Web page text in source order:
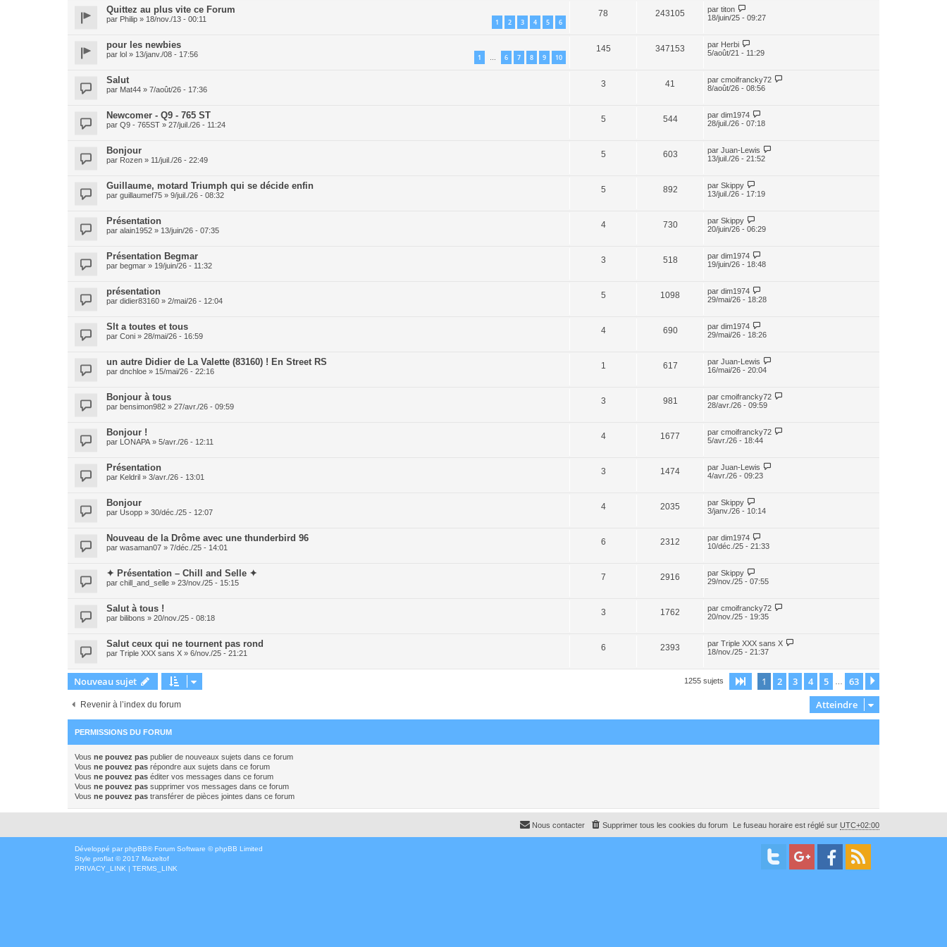
Quittez au plus vite ce Forum
par Philip » 18/nov./13 - 00:11 1 2 3 4 5 6
78 243105 par titon
18/juin/25 - 09:27
pour les newbies
par lol » 13/janv./08 - 17:56 1 … 6 7 8 9 10
145 347153 par Herbi
5/août/21 - 11:29
Salut
par Mat44 » 7/août/26 - 17:36
3 41 par cmoifrancky72
8/août/26 - 08:56
Newcomer - Q9 - 765 ST
par Q9 - 765ST » 27/juil./26 - 11:24
5 544 par dim1974
28/juil./26 - 07:18
Bonjour
par Rozen » 11/juil./26 - 22:49
5 603 par Juan-Lewis
13/juil./26 - 21:52
Guillaume, motard Triumph qui se décide enfin
par guillaumef75 » 9/juil./26 - 08:32
5 892 par Skippy
13/juil./26 - 17:19
Présentation
par alain1952 » 13/juin/26 - 07:35
4 730 par Skippy
20/juin/26 - 06:29
Présentation Begmar
par begmar » 19/juin/26 - 11:32
3 518 par dim1974
19/juin/26 - 18:48
présentation
par didier83160 » 2/mai/26 - 12:04
5 1098 par dim1974
29/mai/26 - 18:28
Slt a toutes et tous
par Coni » 28/mai/26 - 16:59
4 690 par dim1974
29/mai/26 - 18:26
un autre Didier de La Valette (83160) ! En Street RS
par dnchloe » 15/mai/26 - 22:16
1 617 par Juan-Lewis
16/mai/26 - 20:04
Bonjour à tous
par bensimon982 » 27/avr./26 - 09:59
3 981 par cmoifrancky72
28/avr./26 - 09:59
Bonjour !
par LONAPA » 5/avr./26 - 12:11
4 1677 par cmoifrancky72
5/avr./26 - 18:44
Présentation
par Keldril » 3/avr./26 - 13:01
3 1474 par Juan-Lewis
4/avr./26 - 09:23
Bonjour
par Usopp » 30/déc./25 - 12:07
4 2035 par Skippy
3/janv./26 - 10:14
Nouveau de la Drôme avec une thunderbird 96
par wasaman07 » 7/déc./25 - 14:01
6 2312 par dim1974
10/déc./25 - 21:33
✦ Présentation – Chill and Selle ✦
par chill_and_selle » 23/nov./25 - 15:15
7 2916 par Skippy
29/nov./25 - 07:55
Salut à tous !
par bilibons » 20/nov./25 - 08:18
3 1762 par cmoifrancky72
20/nov./25 - 19:35
Salut ceux qui ne tournent pas rond
par Triple XXX sans X » 6/nov./25 - 21:21
6 2393 par Triple XXX sans X
18/nov./25 - 21:37
Nouveau sujet 1255 sujets Page sur63
1 2 3 4 5 63
Revenir à l’index du forum Atteindre
PERMISSIONS DU FORUM
Vous ne pouvez pas publier de nouveaux sujets dans ce forum
Vous ne pouvez pas répondre aux sujets dans ce forum
Vous ne pouvez pas éditer vos messages dans ce forum
Vous ne pouvez pas supprimer vos messages dans ce forum
Vous ne pouvez pas transférer de pièces jointes dans ce forum
Le fuseau horaire est réglé sur UTC+02:00
Supprimer tous les cookies du forum
Nous contacter
Développé par phpBB® Forum Software © phpBB Limited
Style proflat © 2017 Mazeltof
PRIVACY_LINK | TERMS_LINK